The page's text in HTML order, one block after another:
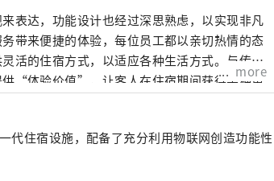
表达，功能设计也经过深思熟虑，以实现非凡
带来便捷的体验，每位员工都以亲切热情的态
活的住宿方式，以适应各种生活方式。与传统
“体验价值”，让客人在住宿期间获得某种更
more
住宿设施，配备了充分利用物联网创造功能性